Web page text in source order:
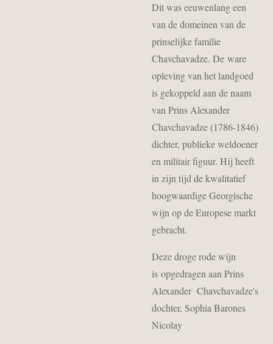
Dit was eeuwenlang een
van de domeinen van de
prinselijke familie
Chavchavadze. De ware
opleving van het landgoed
is gekoppeld aan de naam
van Prins Alexander
Chavchavadze (1786-1846)
dichter, publieke weldoener
en militair figuur. Hij heeft
in zijn tijd de kwalitatief
hoogwaardige Georgische
wijn op de Europese markt
gebracht.
Deze droge rode wijn
is opgedragen aan Prins
Alexander Chavchavadze's
dochter, Sophia Barones
Nicolay